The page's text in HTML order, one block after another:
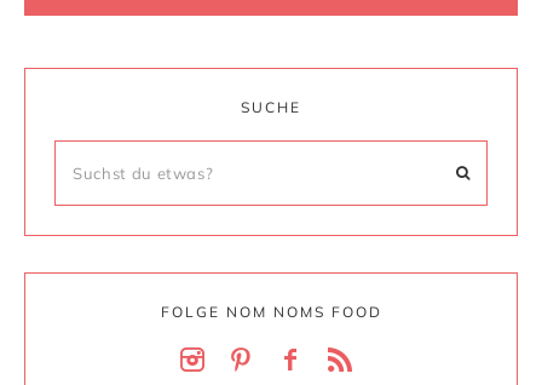
SUCHE
FOLGE NOM NOMS FOOD